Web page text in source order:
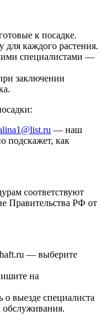
к посадке.
каждого растения.
специалистами —
заключении
— наш
подскажет, как
соответствуют
Правительства РФ от
— выберите
на
о выезде специалиста
обслуживания.